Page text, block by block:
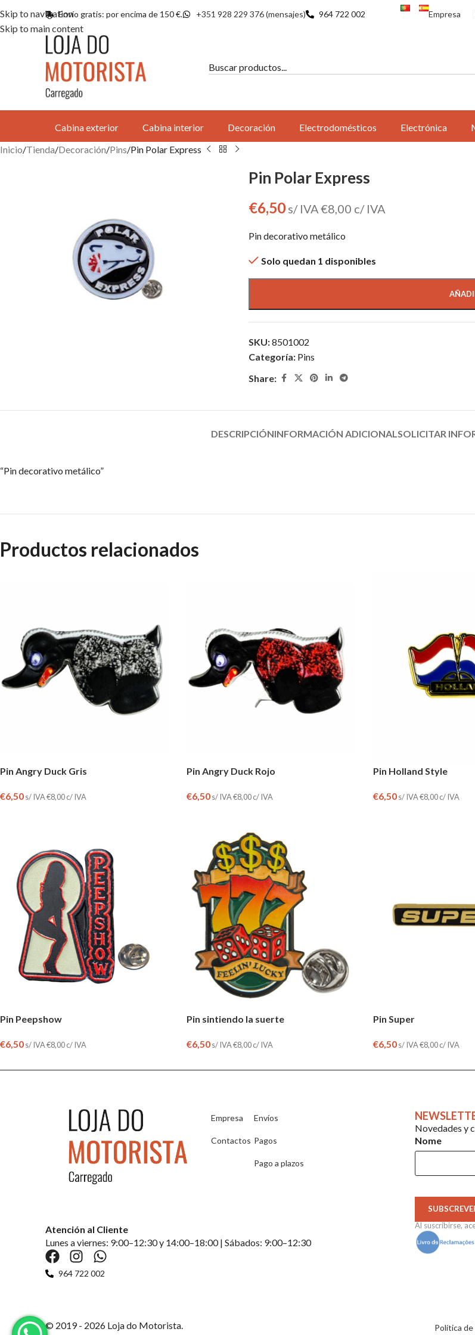
Skip to navigation
Skip to main content
Envío gratis: por encima de 150 €. +351 928 229 376 (mensajes) 964 722 002 Empresa
Cabina exterior Cabina interior Decoración Electrodomésticos Electrónica
Inicio Tienda Decoración Pins Pin Polar Express
Pin Polar Express
€6,50s/ IVA€8,00 c/ IVA
Pin decorativo metálico
Solo quedan 1 disponibles
SKU:8501002
Categoría: Pins
Share:
DESCRIPCIÓNINFORMACIÓN ADICIONALSOLICITAR
“Pin decorativo metálico”
Productos relacionados
Pin Angry Duck Gris
€6,50s/ IVA€8,00c/ IVA
Pin Angry Duck Rojo
€6,50s/ IVA€8,00c/ IVA
Pin Holland Style
€6,50s/ IVA€8,00c/ IVA
Pin Peepshow
€6,50s/ IVA€8,00c/ IVA
Pin sintiendo la suerte
€6,50s/ IVA€8,00c/ IVA
Pin Super
€6,50s/ IVA€8,00c/ IVA
Empresa
Contactos
Envíos
Pagos
Pago a plazos
Atención al Cliente
Lunes a viernes: 9:00–12:30 y 14:00–18:00 | Sábados: 9:00–12:30
964 722 002
Novedades y
Nome
Al suscribirse,
© 2019 - 2026 Loja do Motorista. Política de